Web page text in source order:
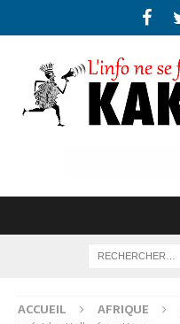
ACCUEIL AFRIQUE